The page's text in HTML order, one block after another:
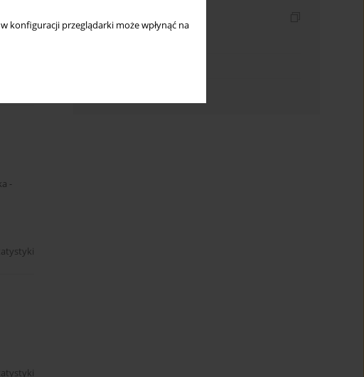
konfiguracji przeglądarki może wpłynąć na
-